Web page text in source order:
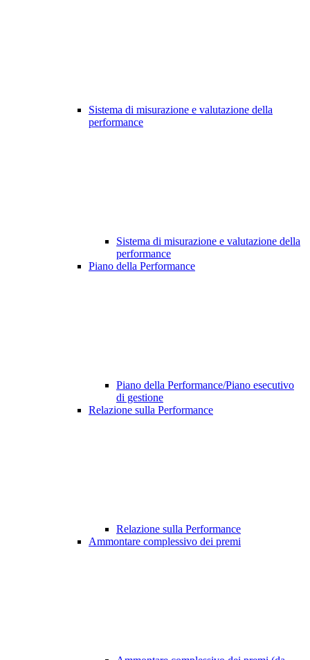
Sistema di misurazione e valutazione della
performance
Sistema di misurazione e valutazione della
performance
Piano della Performance
Piano della Performance/Piano esecutivo
di gestione
Relazione sulla Performance
Relazione sulla Performance
Ammontare complessivo dei premi